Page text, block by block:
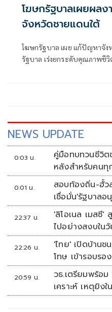
โฆษกรัฐบาลเผยผล
จังหวัดชายแดนใต้
โฆษกรัฐบาล เผย แก้ปัญหาจัง
รัฐบาล เร่งยกระดับคุณภาพ
NEWS UPDATE
0:03 น.
คู่มือทบทวนชีวิต
หลังสำหรับคนทุ
0:01 น.
สอบท้องถิ่น-ฮั้ว
เชื่อมั่น'รัฐบาลอ
22:37 น.
'ลิโอเนล เมสซี
ไปอย่างสงบใน
22:26 น.
'ไทย' เปิดบ้าน
โทษ เข้ารอบร
'สิงคโปร์'
20:59 น.
วธ.เตรียมพร้อม
เคราะห์ เหตุยิงใ